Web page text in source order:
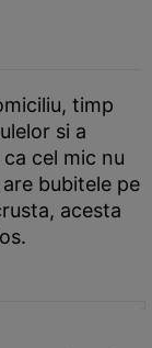
timp
si a
cel mic nu
bubitele pe
acesta